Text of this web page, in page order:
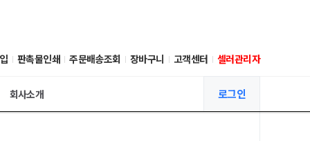
판촉물인쇄 주문배송조회 장바구니 고객센터 셀러관리자
회사소개 로그인